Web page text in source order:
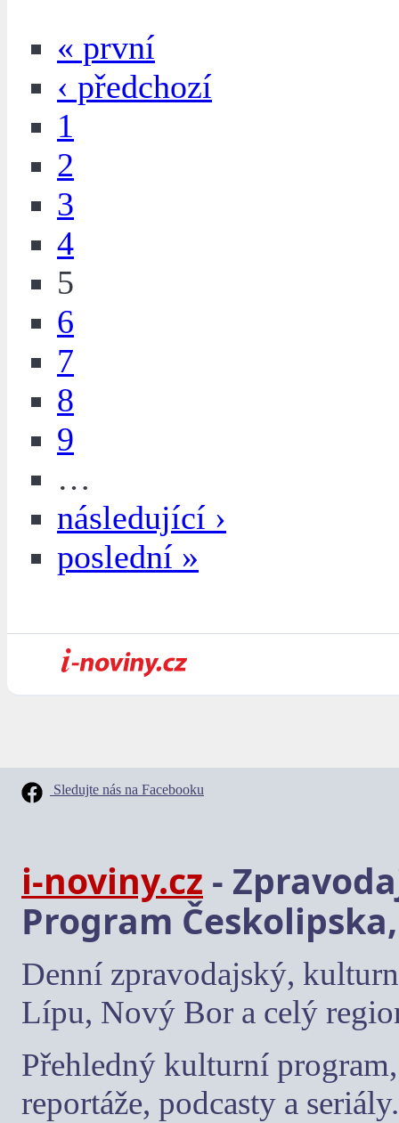
« první
‹ předchozí
1
2
3
4
5
6
7
8
9
…
následující ›
poslední »
Sledujte nás na Facebooku
i-noviny.cz -
Program
Denní zpravodajský,
Lípu, Nový Bor a celý
Přehledný kulturní
reportáže, podcasty a seriály.